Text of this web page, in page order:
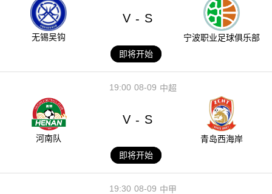
无锡吴钩
V - S
宁波职业足球俱乐部
即将开始
08-09
19:00 中超
河南队
V - S
青岛西海岸
即将开始
08-09
19:30 中甲